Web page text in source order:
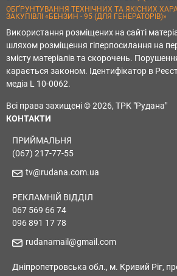
ОБҐРУНТУВАННЯ ТЕХНІЧНИХ ТА ЯКІСНИХ
ЗАКУПІВЛІ «БЕНЗИН - 95 (ДЛЯ ГЕНЕРАТОРІВ)»
Використання розміщених на сайті
шляхом розміщення гіперпосилання на
змісту матеріалів та скорочень.
карається законом. Ідентифікатор в
медіа L 10-0062.
Всі права захищені © 2026, ТРК "Рудана"
КОНТАКТИ
ПРИЙМАЛЬНЯ
(067) 217-77-55
tv@rudana.com.ua
РЕКЛАМНІЙ ВІДДІЛ
067 569 66 74
096 891 17 78
rudanamail@gmail.com
Дніпропетровська обл., м. Кривий Ріг,